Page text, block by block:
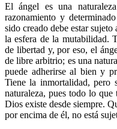
El ángel es una
razonamiento y
sido creado debe estar
la esfera de la mutabilidad.
de libertad y, por eso, el
de libre arbitrio; es una
puede adherirse al bien y
Tiene la inmortalidad,
naturaleza, pues todo lo
Dios existe desde siempre.
por encima de él, no está